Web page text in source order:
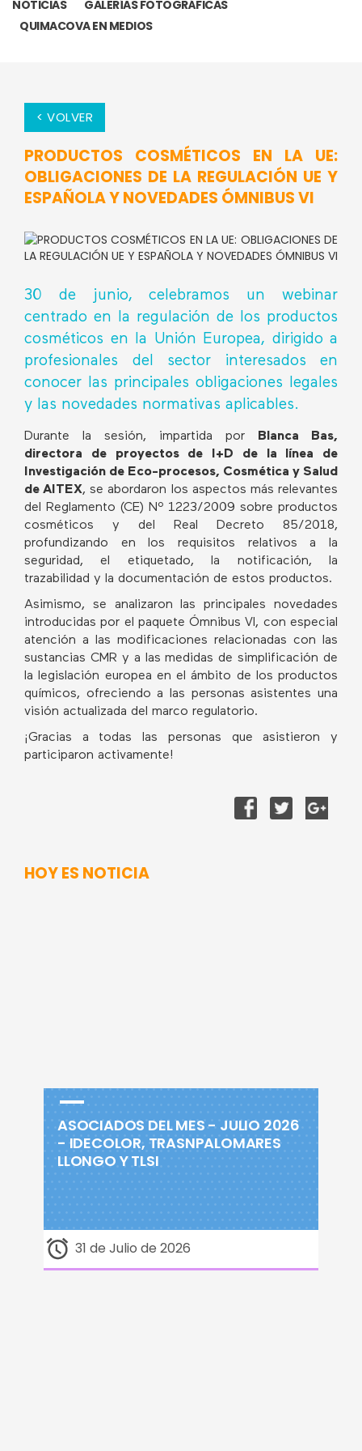
NOTICIAS
GALERÍAS FOTOGRÁFICAS
QUIMACOVA EN MEDIOS
< VOLVER
PRODUCTOS COSMÉTICOS EN LA UE:
OBLIGACIONES DE LA REGULACIÓN UE Y
ESPAÑOLA Y NOVEDADES ÓMNIBUS VI
30 de junio, celebramos un webinar
centrado en la regulación de los productos
cosméticos en la Unión Europea, dirigido a
profesionales del sector interesados en
conocer las principales obligaciones legales
y las novedades normativas aplicables.
Durante la sesión, impartida por
Blanca Bas,
directora de proyectos de I+D de la línea de
Investigación de Eco-procesos, Cosmética y Salud
de AITEX, se abordaron los aspectos más relevantes
del Reglamento (CE) Nº 1223/2009 sobre productos
cosméticos y del Real Decreto 85/2018,
profundizando en los requisitos relativos a la
seguridad, el etiquetado, la notificación, la
trazabilidad y la documentación de estos productos.
Asimismo, se analizaron las principales novedades
introducidas por el paquete Ómnibus VI, con especial
atención a las modificaciones relacionadas con las
sustancias CMR y a las medidas de simplificación de
la legislación europea en el ámbito de los productos
químicos, ofreciendo a las personas asistentes una
visión actualizada del marco regulatorio.
¡Gracias a todas las personas que asistieron y
participaron activamente!
HOY ES NOTICIA
ASOCIADOS DEL MES - JULIO 2026
- IDECOLOR, TRASNPALOMARES
LLONGO Y TLSI
31 de Julio de 2026